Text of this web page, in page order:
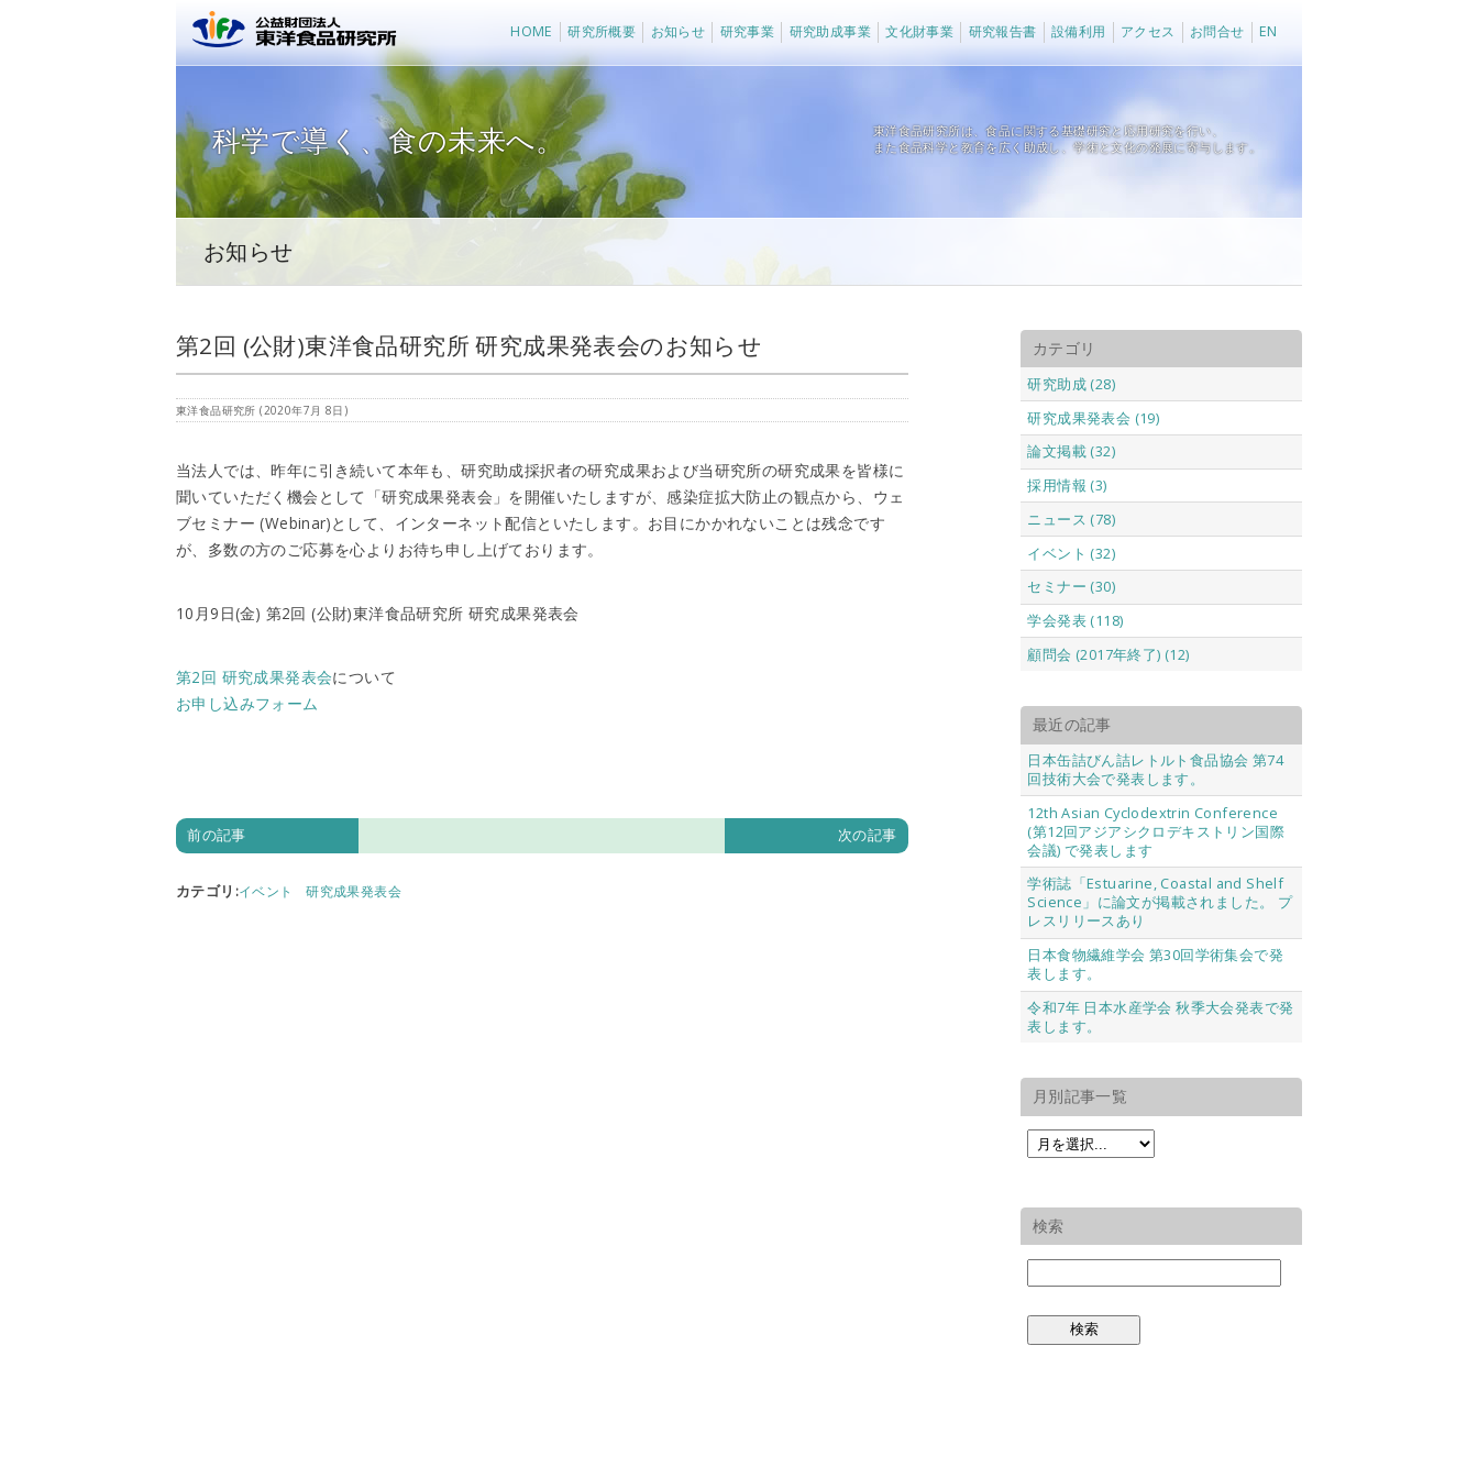
公益財団法人 東洋食品研究所
HOME 研究所概要 お知らせ 研究事業 研究助成事業 文化財事業 研究報告書 設備利用 アクセス お問合せ EN
科学で導く、食の未来へ。
東洋食品研究所は、食品に関する基礎研究と応用研究を行い、
また食品科学と教育を広く助成し、学術と文化の発展に寄与します。
お知らせ
第2回 (公財)東洋食品研究所 研究成果発表会のお知らせ
東洋食品研究所 ( 2020年7月 8日 )
当法人では、昨年に引き続いて本年も、研究助成採択者の研究成果および当研究所の研究成果を皆様に
聞いていただく機会として「研究成果発表会」を開催いたしますが、感染症拡大防止の観点から、ウェ
ブセミナー (Webinar)として、インターネット配信といたします。お目にかかれないことは残念です
が、多数の方のご応募を心よりお待ち申し上げております。
10月9日(金) 第2回 (公財)東洋食品研究所 研究成果発表会
第2回 研究成果発表会について
お申し込みフォーム
前の記事 次の記事
カテゴリ :イベント 研究成果発表会
カテゴリ
研究助成 (28)
研究成果発表会 (19)
論文掲載 (32)
採用情報 (3)
ニュース (78)
イベント (32)
セミナー (30)
学会発表 (118)
顧問会 (2017年終了) (12)
最近の記事
日本缶詰びん詰レトルト食品協会 第74
回技術大会で発表します。
12th Asian Cyclodextrin Conference
(第12回アジアシクロデキストリン国際
会議) で発表します
学術誌「Estuarine, Coastal and Shelf
Science」に論文が掲載されました。 プ
レスリリースあり
日本食物繊維学会 第30回学術集会で発
表します。
令和7年 日本水産学会 秋季大会発表で発
表します。
月別記事一覧
検索